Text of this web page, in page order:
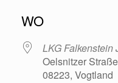
WO
LKG Falkenstein
Oelsnitzer
08223, Vogtland